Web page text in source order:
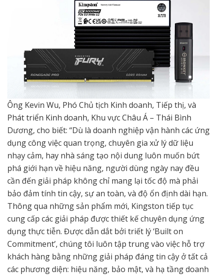
Ông Kevin Wu, Phó Chủ tịch Kinh doanh, Tiếp thị, và
Phát triển Kinh doanh, Khu vực Châu Á – Thái Bình
Dương, cho biết: “Dù là doanh nghiệp vận hành các ứng
dụng công việc quan trọng, chuyên gia xử lý dữ liệu
nhạy cảm, hay nhà sáng tạo nội dung luôn muốn bứt
phá giới hạn về hiệu năng, người dùng ngày nay đều
cần đến giải pháp không chỉ mang lại tốc độ mà phải
bảo đảm tính tin cậy, sự an toàn, và độ ổn định dài hạn.
Thông qua những sản phẩm mới, Kingston tiếp tục
cung cấp các giải pháp được thiết kế chuyên dụng ứng
dụng thực tiễn. Được dẫn dắt bởi triết lý ‘Built on
Commitment’, chúng tôi luôn tập trung vào việc hỗ trợ
khách hàng bằng những giải pháp đáng tin cậy ở tất cả
các phương diện: hiệu năng, bảo mật, và hạ tầng doanh